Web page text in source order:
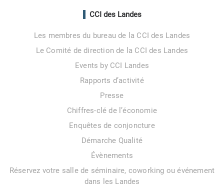
CCI des Landes
Les membres du bureau de la CCI des Landes
Le Comité de direction de la CCI des Landes
Events by CCI Landes
Rapports d’activité
Presse
Chiffres-clé de l’économie
Enquêtes de conjoncture
Démarche Qualité
Évènements
Réservez votre salle de séminaire, coworking ou événement
dans les Landes